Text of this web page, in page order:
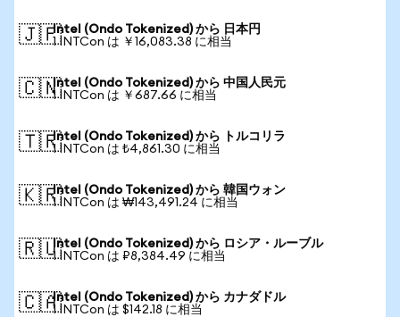
🇯🇵Intel (Ondo Tokenized) から 日本円
1 INTCon は ￥16,083.38 に相当
🇨🇳Intel (Ondo Tokenized) から 中国人民元
1 INTCon は ￥687.66 に相当
🇹🇷Intel (Ondo Tokenized) から トルコリラ
1 INTCon は ₺4,861.30 に相当
🇰🇷Intel (Ondo Tokenized) から 韓国ウォン
1 INTCon は ₩143,491.24 に相当
🇷🇺Intel (Ondo Tokenized) から ロシア・ルーブル
1 INTCon は ₽8,384.49 に相当
🇨🇦Intel (Ondo Tokenized) から カナダドル
1 INTCon は $142.18 に相当